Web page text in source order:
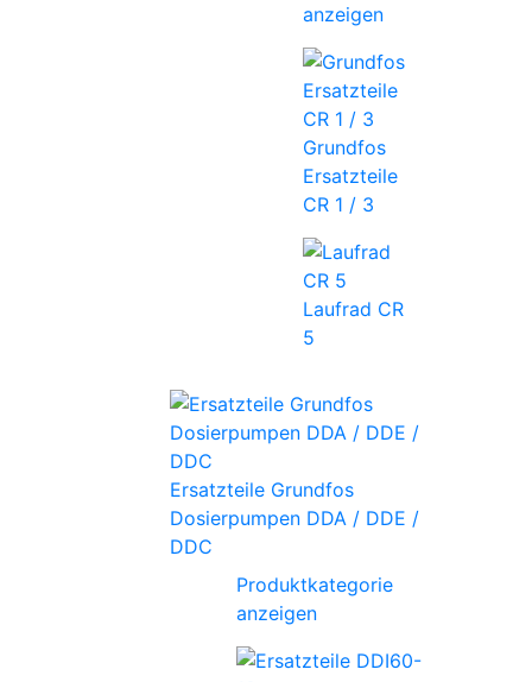
anzeigen
Grundfos
Ersatzteile
CR 1 / 3
Laufrad CR
5
Ersatzteile Grundfos
Dosierpumpen DDA / DDE /
DDC
Produktkategorie
anzeigen